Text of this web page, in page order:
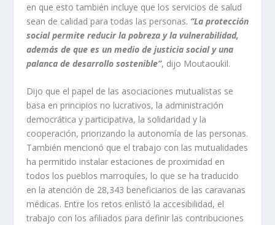
en que esto también incluye que los servicios de salud
sean de calidad para todas las personas. “La protección
social permite reducir la pobreza y la vulnerabilidad,
además de que es un medio de justicia social y una
palanca de desarrollo sostenible”, dijo Moutaoukil.
Dijo que el papel de las asociaciones mutualistas se
basa en principios no lucrativos, la administración
democrática y participativa, la solidaridad y la
cooperación, priorizando la autonomía de las personas.
También mencionó que el trabajo con las mutualidades
ha permitido instalar estaciones de proximidad en
todos los pueblos marroquíes, lo que se ha traducido
en la atención de 28,343 beneficiarios de las caravanas
médicas. Entre los retos enlistó la accesibilidad, el
trabajo con los afiliados para definir las contribuciones